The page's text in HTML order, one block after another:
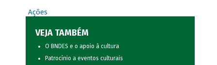
Ações
VEJA TAMBÉM
O BNDES e o apoio à cultura
Patrocínio a eventos culturais